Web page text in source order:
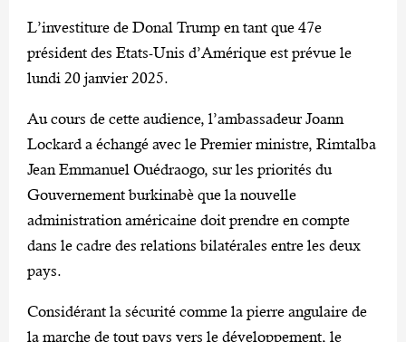
L’investiture de Donal Trump en tant que 47e
président des Etats-Unis d’Amérique est prévue le
lundi 20 janvier 2025.
Au cours de cette audience, l’ambassadeur Joann
Lockard a échangé avec le Premier ministre, Rimtalba
Jean Emmanuel Ouédraogo, sur les priorités du
Gouvernement burkinabè que la nouvelle
administration américaine doit prendre en compte
dans le cadre des relations bilatérales entre les deux
pays.
Considérant la sécurité comme la pierre angulaire de
la marche de tout pays vers le développement, le